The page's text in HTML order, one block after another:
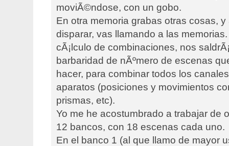
moviÃ©ndose, con un gobo.
En otra memoria grabas otras cosas, y
disparar, vas llamando a las
cÃ¡lculo de combinaciones, nos
barbaridad de nÃºmero de escenas
hacer, para combinar todos los
aparatos (posiciones y movimientos
prismas, etc).
Yo me he acostumbrado a trabajar de
12 bancos, con 18 escenas cada uno.
En el banco 1 (al que llamo de mayor